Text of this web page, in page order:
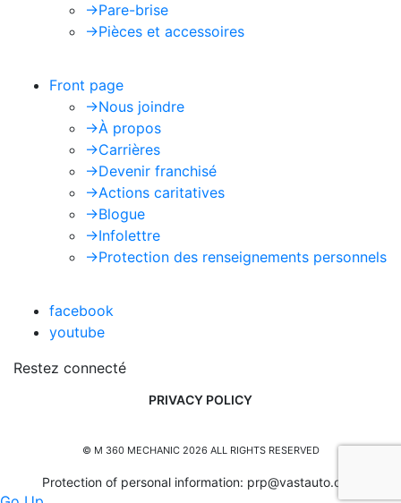
->Pare-brise
->Pièces et accessoires
Front page
->Nous joindre
->À propos
->Carrières
->Devenir franchisé
->Actions caritatives
->Blogue
->Infolettre
->Protection des renseignements personnels
facebook
youtube
Restez connecté
PRIVACY POLICY
© M 360 MECHANIC 2026 ALL RIGHTS RESERVED
Protection of personal information: prp@vastauto.com